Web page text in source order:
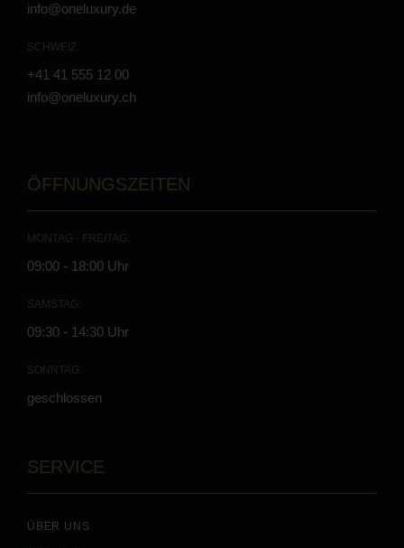
info@oneluxury.de
SCHWEIZ
+41 41 555 12 00
info@oneluxury.ch
ÖFFNUNGSZEITEN
MONTAG - FREITAG:
09:00 - 18:00 Uhr
SAMSTAG:
09:30 - 14:30 Uhr
SONNTAG:
geschlossen
SERVICE
ÜBER UNS